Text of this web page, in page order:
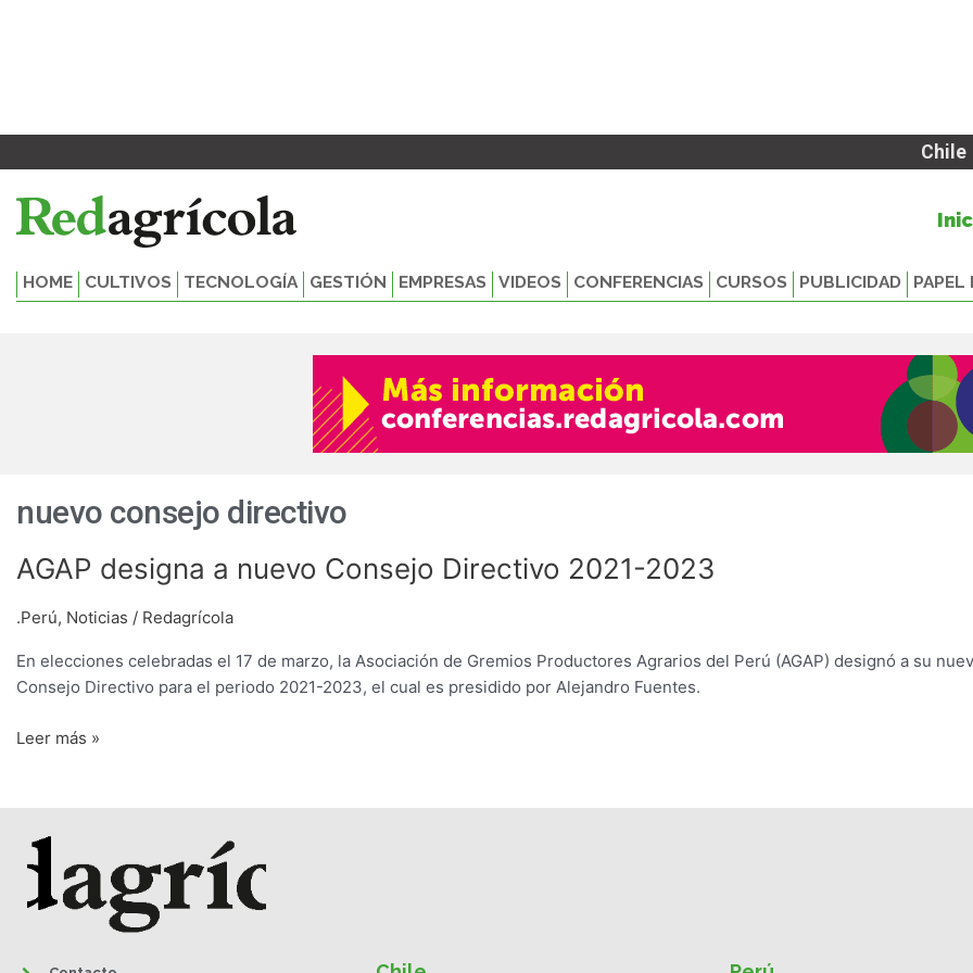
Chile
HOME CULTIVOS TECNOLOGÍA GESTIÓN EMPRESAS VIDEOS CONFERENCIAS CURSOS PUBLICIDAD PAPEL
nuevo consejo directivo
AGAP designa a nuevo Consejo Directivo 2021-2023
.Perú, Noticias / Redagrícola
En elecciones celebradas el 17 de marzo, la Asociación de Gremios Productores Agrarios del Perú (AGAP) designó a su
Consejo Directivo para el periodo 2021-2023, el cual es presidido por Alejandro Fuentes.
AGAP
a
Consejo
Directivo
2023
Leer más »